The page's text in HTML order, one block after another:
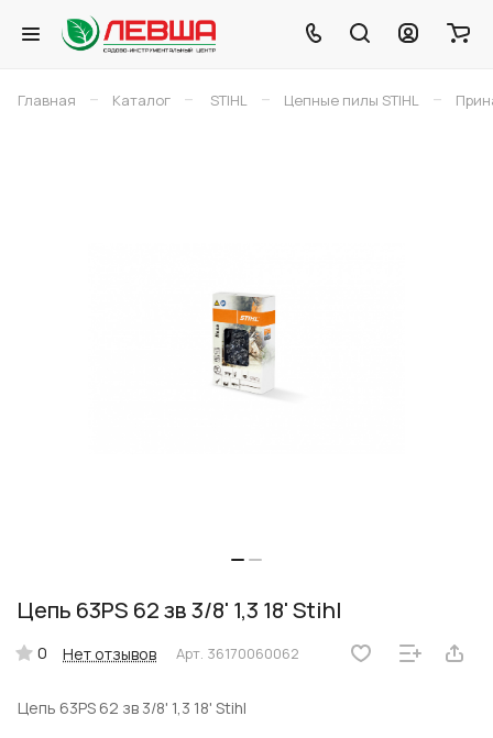
Главная – Каталог – STIHL – Цепные пилы STIHL –
Цепь 63PS 62 зв 3/8' 1,3 18' Stihl
0 Нет отзывов Арт. 36170060062
Цепь 63PS 62 зв 3/8' 1,3 18' Stihl